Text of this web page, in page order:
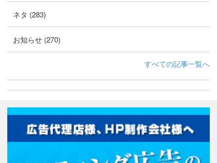
ネタ (283)
お知らせ (270)
すべての記事一覧へ